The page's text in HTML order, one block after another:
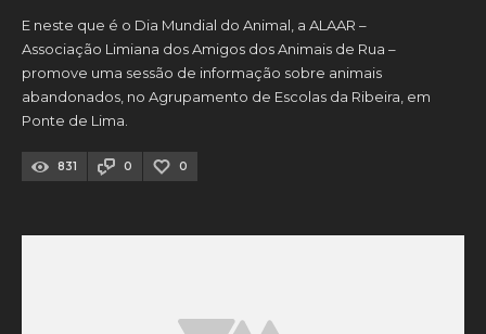
E neste que é o Dia Mundial do Animal, a ALAAR –
Associação Limiana dos Amigos dos Animais de Rua –
promove uma sessão de informação sobre animais
abandonados, no Agrupamento de Escolas da Ribeira, em
Ponte de Lima.
831 0 0